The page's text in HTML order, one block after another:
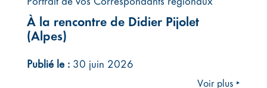
À la rencontre de Didier Pijolet
(Alpes)
Publié le : 30 juin 2026
Voir plus ‣